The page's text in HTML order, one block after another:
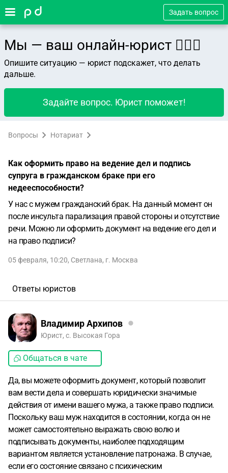
Задать вопрос
Мы — ваш онлайн-юрист 👨🏻‍⚖️
Опишите ситуацию — юрист подскажет, что делать
дальше.
Задайте вопрос. Юрист поможет!
Вопросы Нотариат
Как оформить право на ведение дел и подпись
супруга в гражданском браке при его
недееспособности?
У нас с мужем гражданский брак. На данный момент он
после инсульта парализация правой стороны и отсутствие
речи. Можно ли оформить документ на ведение его дел и
на право подписи?
05 февраля, 10:20, Светлана, г. Москва
Ответы юристов
Владимир Архипов
Юрист, с. Высокая Гора
Общаться в чате
Да, вы можете оформить документ, который позволит
вам вести дела и совершать юридически значимые
действия от имени вашего мужа, а также право подписи.
Поскольку ваш муж находится в состоянии, когда он не
может самостоятельно выражать свою волю и
подписывать документы, наиболее подходящим
вариантом является установление патронажа. В случае,
если его состояние связано с психическим